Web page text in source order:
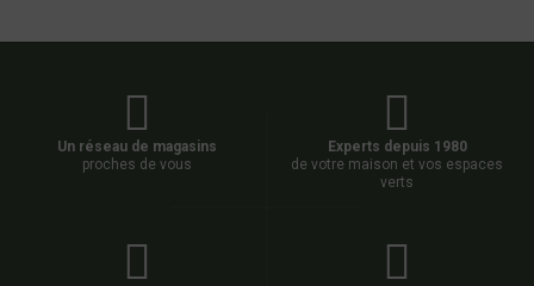
Un réseau de magasins
proches de vous
Experts depuis 1980
de votre maison et vos espaces
verts